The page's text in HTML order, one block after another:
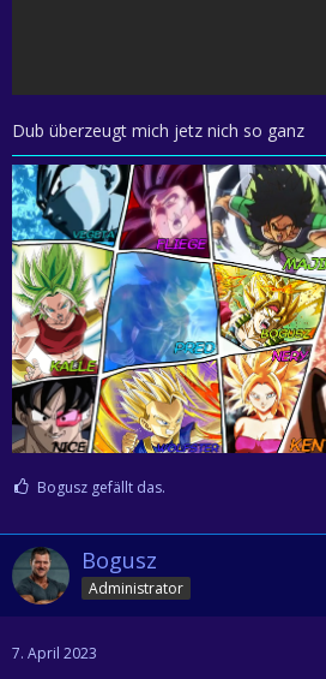
Dub überzeugt mich jetz nich so ganz
Bogusz gefällt das.
Bogusz
Administrator
7. April 2023